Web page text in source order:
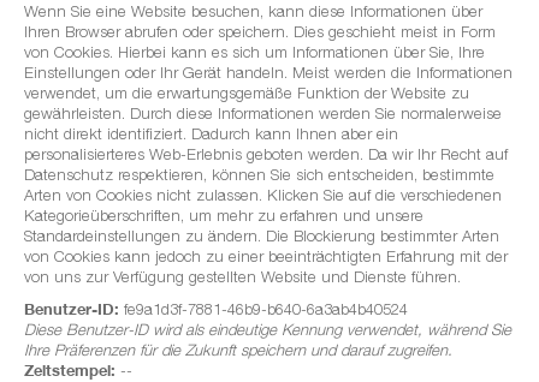
Wenn Sie eine Website besuchen, kann diese Informationen über
Ihren Browser abrufen oder speichern. Dies geschieht meist in Form
von Cookies. Hierbei kann es sich um Informationen über Sie, Ihre
Einstellungen oder Ihr Gerät handeln. Meist werden die Informationen
verwendet, um die erwartungsgemäße Funktion der Website zu
gewährleisten. Durch diese Informationen werden Sie normalerweise
nicht direkt identifiziert. Dadurch kann Ihnen aber ein
personalisierteres Web-Erlebnis geboten werden. Da wir Ihr Recht auf
Datenschutz respektieren, können Sie sich entscheiden, bestimmte
Arten von Cookies nicht zulassen. Klicken Sie auf die verschiedenen
Kategorieüberschriften, um mehr zu erfahren und unsere
Standardeinstellungen zu ändern. Die Blockierung bestimmter Arten
von Cookies kann jedoch zu einer beeinträchtigten Erfahrung mit der
von uns zur Verfügung gestellten Website und Dienste führen.
Benutzer-ID: fe9a1d3f-7881-46b9-b640-6a3ab4b40524
Diese Benutzer-ID wird als eindeutige Kennung verwendet, während Sie
Ihre Präferenzen für die Zukunft speichern und darauf zugreifen.
Zeitstempel: --